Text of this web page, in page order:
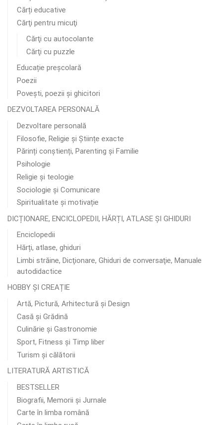
Cărți educative
Cărţi pentru micuţi
Cărţi cu autocolante
Cărţi cu puzzle
Educație preșcolară
Poezii
Poveşti, poezii şi ghicitori
DEZVOLTAREA PERSONALĂ
Dezvoltare personală
Filosofie, Religie și Științe exacte
Părinți conștienți, Parenting și Familie
Psihologie
Religie și teologie
Sociologie și Comunicare
Spiritualitate și motivație
DICȚIONARE, ENCICLOPEDII, HĂRȚI, ATLASE ȘI GHIDURI
Enciclopedii
Hărți, atlase, ghiduri
Limbi străine, Dicţionare, Ghiduri de conversaţie, Manuale
autodidactice
HOBBY ȘI CREAȚIE
Artă, Pictură, Arhitectură și Design
Casă și Grădină
Culinărie şi Gastronomie
Sport, Fitness și Timp liber
Turism și călătorii
LITERATURĂ ARTISTICĂ
BESTSELLER
Biografii, Memorii și Jurnale
Carte în limba română